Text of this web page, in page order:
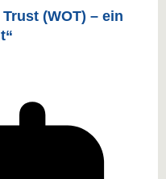
(WOT) – ein
“